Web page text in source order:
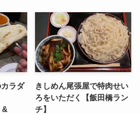
ラダ
&
きしめん尾張屋で特肉せい
ろをいただく【飯田橋ラン
チ】